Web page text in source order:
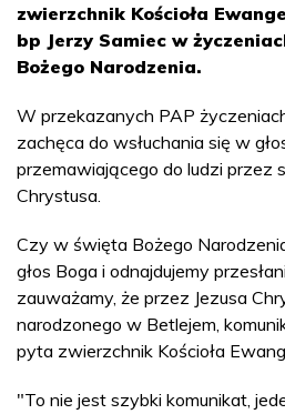
zwierzchnik Kościoła
bp Jerzy Samiec w
Bożego Narodzenia.
W przekazanych PAP
zachęca do wsłuchania się w
przemawiającego do ludzi przez
Chrystusa.
Czy w święta Bożego
głos Boga i odnajdujemy
zauważamy, że przez Jezusa
narodzonego w Betlejem,
pyta zwierzchnik Kościoła
"To nie jest szybki komunikat,